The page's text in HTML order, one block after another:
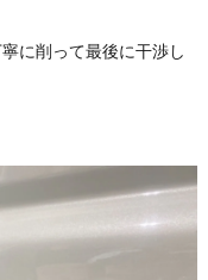
に削って最後に干渉し